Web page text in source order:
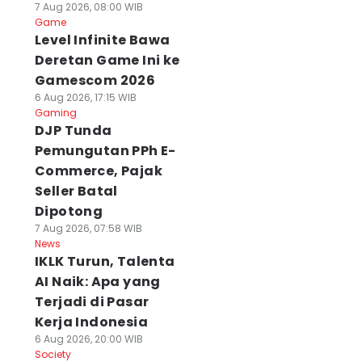
7 Aug 2026, 08:00 WIB
Game
Level Infinite Bawa
Deretan Game Ini ke
Gamescom 2026
6 Aug 2026, 17:15 WIB
Gaming
DJP Tunda
Pemungutan PPh E-
Commerce, Pajak
Seller Batal
Dipotong
7 Aug 2026, 07:58 WIB
News
IKLK Turun, Talenta
AI Naik: Apa yang
Terjadi di Pasar
Kerja Indonesia
6 Aug 2026, 20:00 WIB
Society